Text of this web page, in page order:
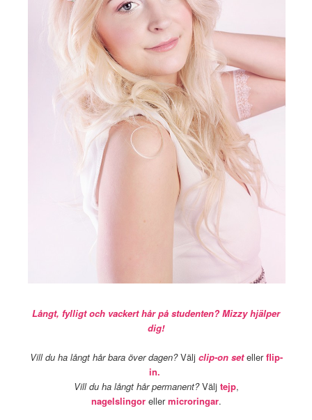
Långt, fylligt och vackert hår på studenten? Mizzy hjälper
dig!
Vill du ha långt hår bara över dagen?Välj clip-on set ellerflip-
in.
Vill du ha långt hår permanent?Välj tejp,
nagelslingorellermicroringar.